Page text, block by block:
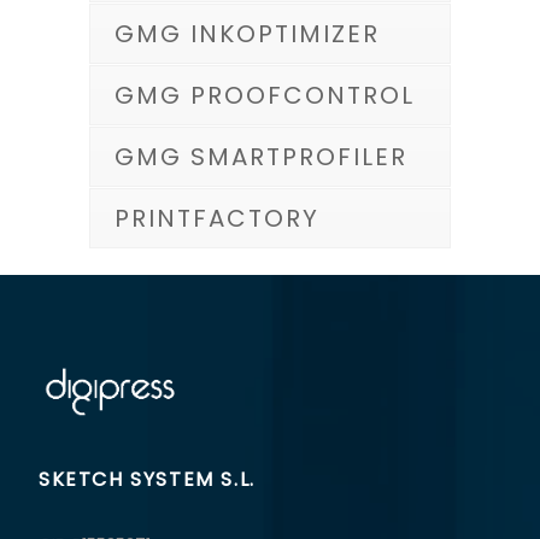
GMG INKOPTIMIZER
GMG PROOFCONTROL
GMG SMARTPROFILER
PRINTFACTORY
SKETCH SYSTEM S.L.